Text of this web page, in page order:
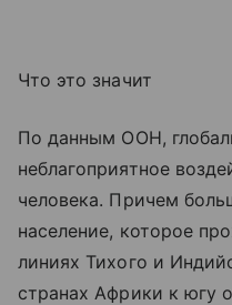
Что это значит
По данным ООН,
неблагоприятное
человека. Причем
население, которое
линиях Тихого и
странах Африки к югу